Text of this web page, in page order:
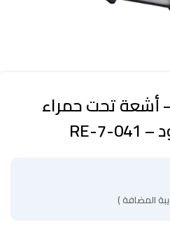
– أشعة تحت حمراء
المضافة )